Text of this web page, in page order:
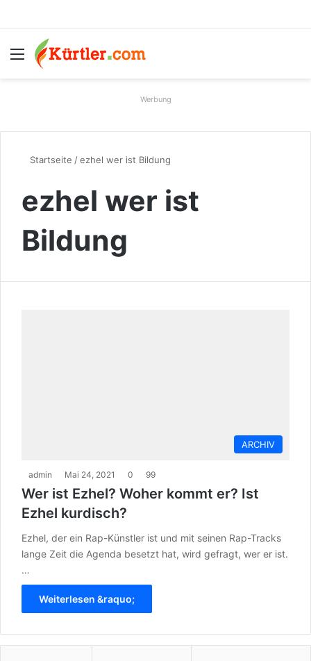
Menü
Werbung
Startseite /ezhel wer ist Bildung
ezhel wer ist
Bildung
ARCHIV
admin Mai 24, 2021 0 99
Wer ist Ezhel? Woher kommt er? Ist
Ezhel kurdisch?
Ezhel, der ein Rap-Künstler ist und mit seinen Rap-Tracks
lange Zeit die Agenda besetzt hat, wird gefragt, wer er ist.
…
Weiterlesen &raquo;